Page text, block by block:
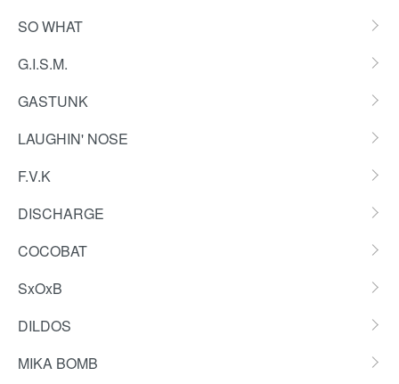
SO WHAT
G.I.S.M.
GASTUNK
LAUGHIN' NOSE
F.V.K
DISCHARGE
COCOBAT
SxOxB
DILDOS
MIKA BOMB